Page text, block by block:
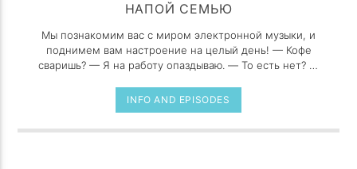
НАПОЙ СЕМЬЮ
Мы познакомим вас с миром электронной музыки, и
поднимем вам настроение на целый день! — Кофе
сваришь? — Я на работу опаздываю. — То есть нет? —
INFO AND EPISODES